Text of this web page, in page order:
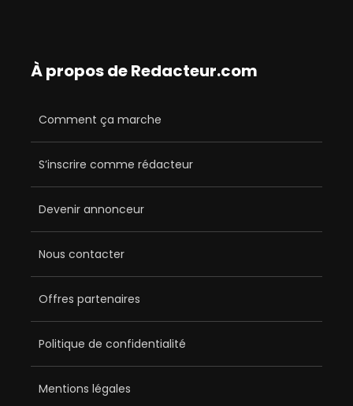
À propos de Redacteur.com
Comment ça marche
S’inscrire comme rédacteur
Devenir annonceur
Nous contacter
Offres partenaires
Politique de confidentialité
Mentions légales